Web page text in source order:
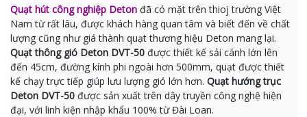
Quạt hút công nghiệp Deton đã có mặt trên thioj trường Việt
Nam từ rất lâu, được khách hàng quan tâm và biết đến về chất
lượng cũng như giá thành quạt thương hiệu Deton mang lại.
Quạt thông gió Deton DVT-50 được thiết kế sải cánh lớn lên
đến 45cm, đường kính phi ngoài hơn 500mm, quạt được thiết
kế chạy trực tiếp giúp lưu lượng gió lớn hơn. Quạt hướng trục
Deton DVT-50 được sản xuất trên dây truyền công nghệ hiện
đại, với linh kiện nhập khẩu 100% từ Đài Loan.